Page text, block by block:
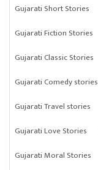
Gujarati Short Stories
Gujarati Fiction Stories
Gujarati Classic Stories
Gujarati Comedy stories
Gujarati Travel stories
Gujarati Love Stories
Gujarati Moral Stories